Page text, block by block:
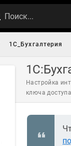
Поиск...
1С_Бухгалтерия
Настройка
ключа